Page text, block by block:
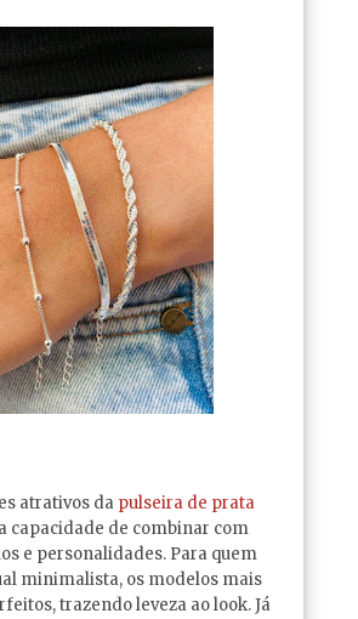
atrativos da pulseira de prata
capacidade de combinar com
e personalidades. Para quem
minimalista, os modelos mais
trazendo leveza ao look. Já